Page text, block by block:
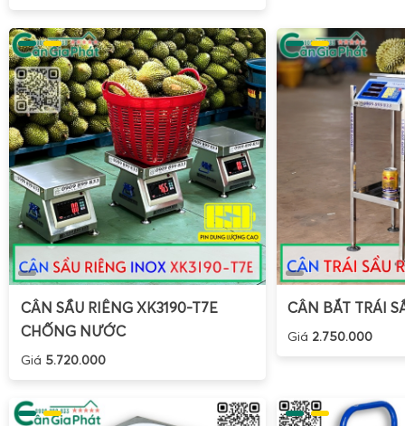
CÂN SẦU RIÊNG XK3190-T7E
CHỐNG NƯỚC
Giá 5.720.000
CÂN BẮT TRÁI
Giá 2.750.000